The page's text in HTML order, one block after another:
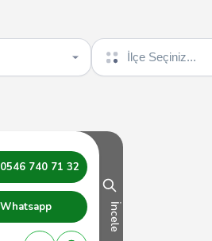
İlçe seçin
0546 740 71 32
Whatsapp İncele